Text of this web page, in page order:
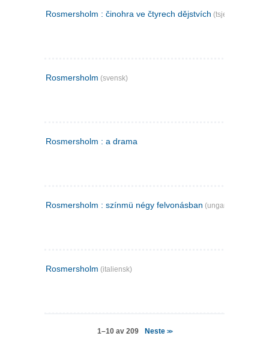
Rosmersholm : činohra ve čtyrech dějstvích (tsjekkisk)
Rosmersholm (svensk)
Rosmersholm : a drama
Rosmersholm : színmü négy felvonásban (ungarsk)
Rosmersholm (italiensk)
1–10 av 209 Neste >>